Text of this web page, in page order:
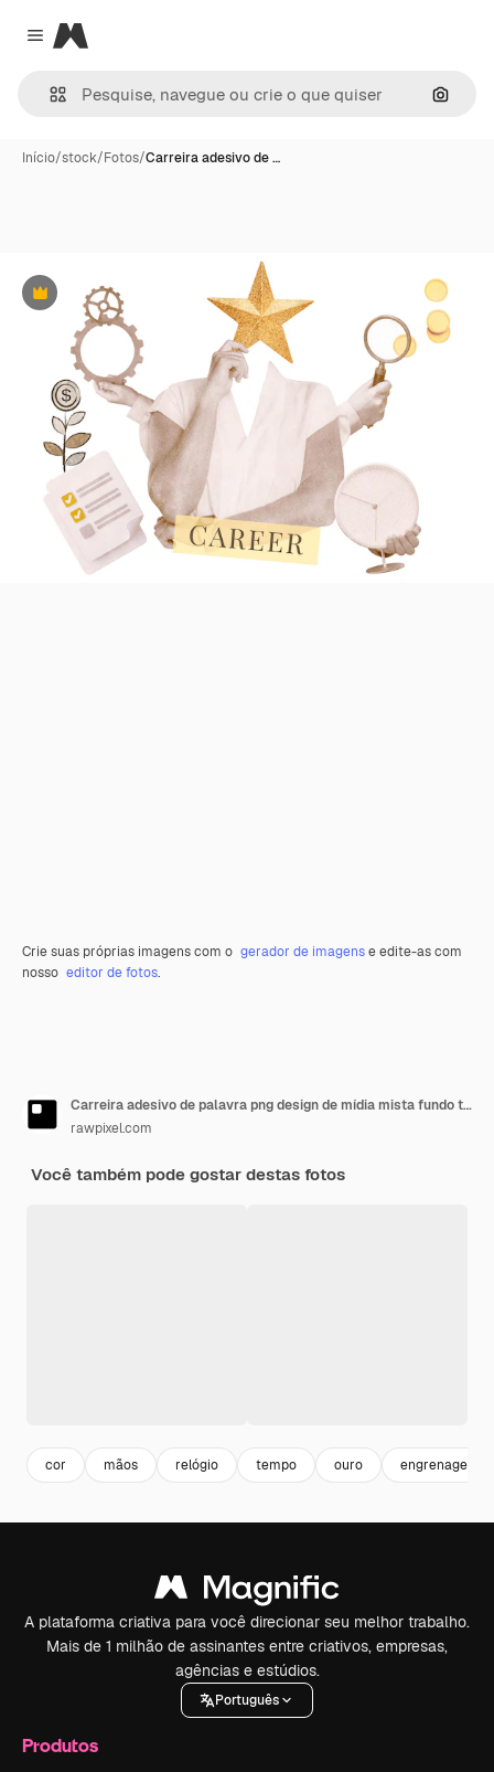
Close menu
Magnific
Início/stock/Fotos/Carreira adesivo de …
Premium
Crie suas próprias imagens com o gerador de imagense edite-as com
nosso editor de fotos.
Carreira adesivo de palavra png design de mídia mista fundo transparente
rawpixel.com
Você também pode gostar destas fotos
cor mãos relógio tempo ouro engrenagem
A plataforma criativa para você direcionar seu melhor trabalho.
Mais de 1 milhão de assinantes entre criativos, empresas,
agências e estúdios.
Português
Produtos